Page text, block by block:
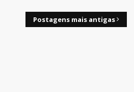
Postagens mais antigas